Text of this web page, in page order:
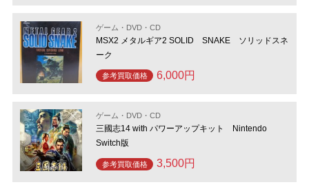
ゲーム・DVD・CD
MSX2 メタルギア2 SOLID SNAKE ソリッドスネ
ーク
参考買取価格 6,000円
ゲーム・DVD・CD
三國志14 with パワーアップキット Nintendo
Switch版
参考買取価格 3,500円